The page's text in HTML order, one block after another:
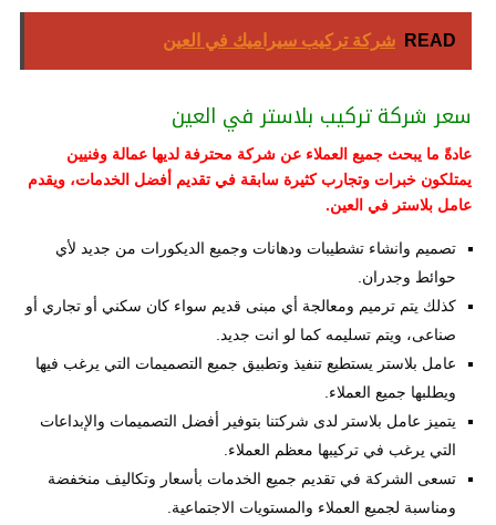
READ شركة تركيب سيراميك في العين
سعر شركة تركيب بلاستر في العين
عادةً ما يبحث جميع العملاء عن شركة محترفة لديها عمالة وفنيين
يمتلكون خبرات وتجارب كثيرة سابقة في تقديم أفضل الخدمات، ويقدم
عامل بلاستر في العين.
تصميم وانشاء تشطيبات ودهانات وجميع الديكورات من جديد لأي
حوائط وجدران.
كذلك يتم ترميم ومعالجة أي مبنى قديم سواء كان سكني أو تجاري أو
صناعى، ويتم تسليمه كما لو انت جديد.
عامل بلاستر يستطيع تنفيذ وتطبيق جميع التصميمات التي يرغب فيها
ويطلبها جميع العملاء.
يتميز عامل بلاستر لدى شركتنا بتوفير أفضل التصميمات والإبداعات
التي يرغب في تركيبها معظم العملاء.
تسعى الشركة في تقديم جميع الخدمات بأسعار وتكاليف منخفضة
ومناسبة لجميع العملاء والمستويات الاجتماعية.